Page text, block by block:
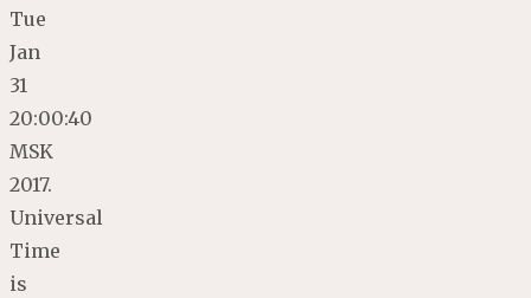
Tue
Jan
31
20:00:40
MSK
2017.
Universal
Time
is